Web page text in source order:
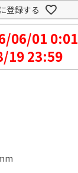
登録する
06/01 0:01
19 23:59